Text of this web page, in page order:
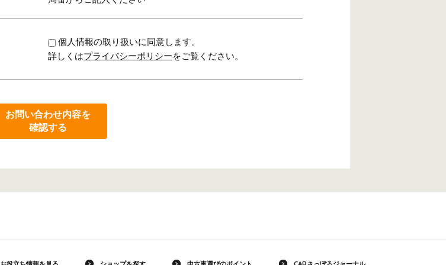
個人情報の取り扱いに同意します。
詳しくはプライバシーポリシーをご覧ください。
お問い合わせ内容を
確認する